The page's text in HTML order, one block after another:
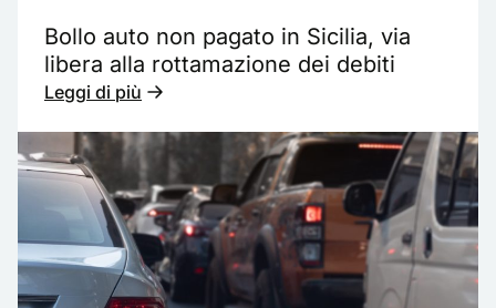
Bollo auto non pagato in Sicilia, via
libera alla rottamazione dei debiti
Leggi di più